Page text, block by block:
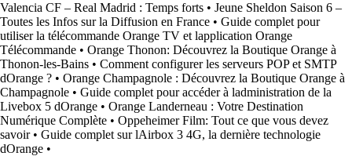
Valencia CF – Real Madrid : Temps forts • Jeune Sheldon Saison 6 –
Toutes les Infos sur la Diffusion en France • Guide complet pour
utiliser la télécommande Orange TV et lapplication Orange
Télécommande • Orange Thonon: Découvrez la Boutique Orange à
Thonon-les-Bains • Comment configurer les serveurs POP et SMTP
dOrange ? • Orange Champagnole : Découvrez la Boutique Orange à
Champagnole • Guide complet pour accéder à ladministration de la
Livebox 5 dOrange • Orange Landerneau : Votre Destination
Numérique Complète • Oppeheimer Film: Tout ce que vous devez
savoir• Guide complet sur lAirbox 3 4G, la dernière technologie
dOrange •